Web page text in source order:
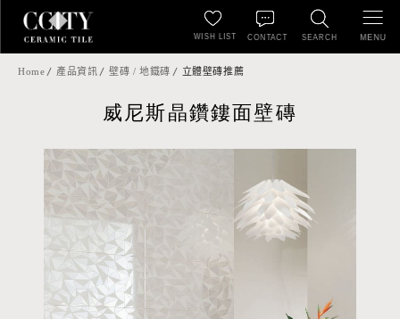
SEARCH
WISH LIST CONTACT MENU
Home 產品資訊 壁磚 / 地鐵磚 立體壁磚推薦
威尼斯晶鑽鏤面壁磚